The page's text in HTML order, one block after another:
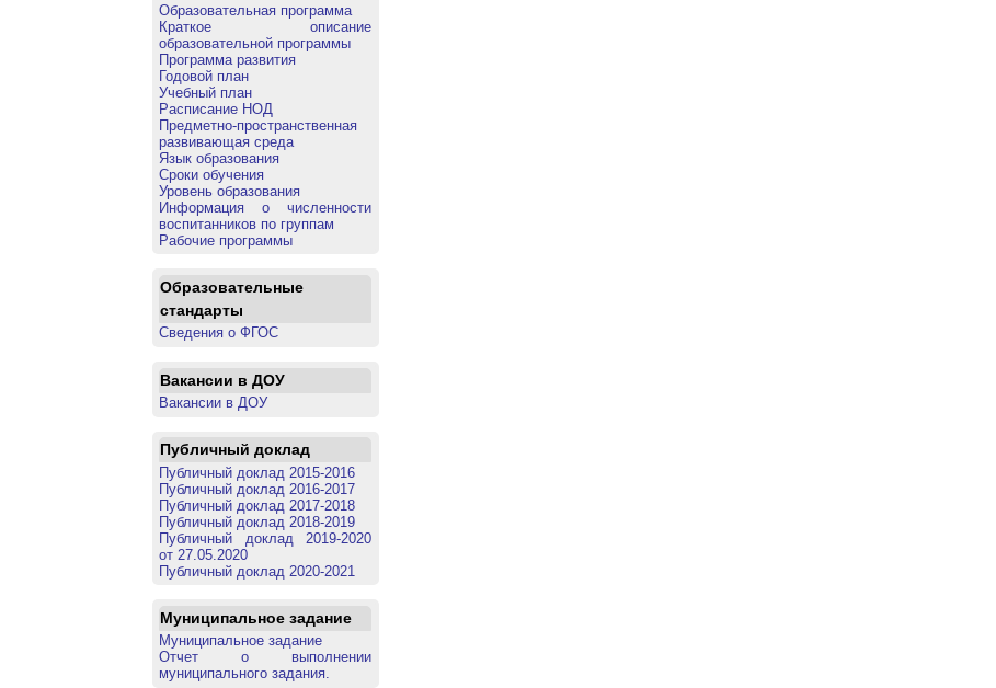
Образовательная программа
Краткое описание
образовательной программы
Программа развития
Годовой план
Учебный план
Расписание НОД
Предметно-пространственная
развивающая среда
Язык образования
Сроки обучения
Уровень образования
Информация о численности
воспитанников по группам
Рабочие программы
Образовательные
стандарты
Сведения о ФГОС
Вакансии в ДОУ
Вакансии в ДОУ
Публичный доклад
Публичный доклад 2015-2016
Публичный доклад 2016-2017
Публичный доклад 2017-2018
Публичный доклад 2018-2019
Публичный доклад 2019-2020
от 27.05.2020
Публичный доклад 2020-2021
Муниципальное задание
Муниципальное задание
Отчет о выполнении
муниципального задания.